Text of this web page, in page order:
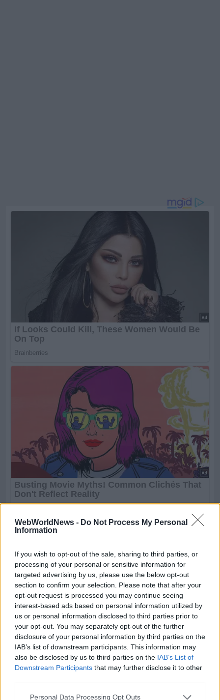
WebWorldNews - Do Not Process My Personal
Information
If you wish to opt-out of the sale, sharing to third parties, or
processing of your personal or sensitive information for
targeted advertising by us, please use the below opt-out
section to confirm your selection. Please note that after your
opt-out request is processed you may continue seeing
interest-based ads based on personal information utilized by
us or personal information disclosed to third parties prior to
your opt-out. You may separately opt-out of the further
disclosure of your personal information by third parties on the
IAB’s list of downstream participants. This information may
also be disclosed by us to third parties on the IAB’s List of
Downstream Participants that may further disclose it to other
Personal Data Processing Opt Outs